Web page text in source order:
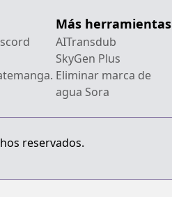
Más herramientas
AITransdub
SkyGen Plus
Eliminar marca de
agua Sora
reservados.